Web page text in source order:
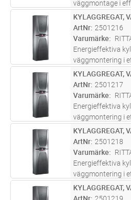
väggmontage i
4000 W och från
elektrisk
specialformaten
mer
ST Lägg i
KYLAGGREGAT,
ArtNr 2501216
Varumärke
Energieffektiva
väggmontering i
5500 W. genom
varvtalsreglerade
Pipe-teknologin
energibe...läs mer
ST Lägg i
KYLAGGREGAT,
ArtNr 2501217
Varumärke
Energieffektiva
väggmontering i
5500 W. genom
varvtalsreglerade
Pipe-teknologin
energibe...läs mer
ST Lägg i
KYLAGGREGAT,
ArtNr 2501218
Varumärke
Energieffektiva
väggmontering i
5500 W. genom
varvtalsreglerade
ST Lägg i
KYLAGGREGAT,